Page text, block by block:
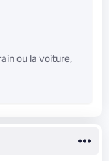
ou la voiture,